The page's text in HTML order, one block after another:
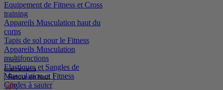
Equipement de Fitness et Cross
training
Appareils Musculation haut du
corps
Tapis de sol pour le Fitness
Appareils Musculation
multifonctions
Elastiques et Sangles de
Musculation et Fitness
Cordes à sauter
Retour en haut